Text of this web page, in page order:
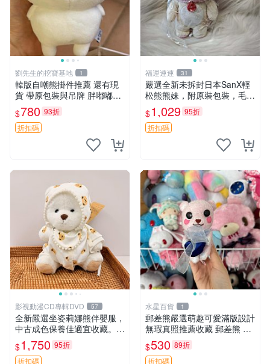
劉先生的挖寶基地 1
韓版自嘲熊掛件推薦 還有現
貨 帶原包裝與吊牌 胖嘟嘟超
可愛 毛絨手感佳 小熊掛件 自
嘲抱枕 小熊抱枕
$780 93折
折扣碼
福運連連 31
嚴選全新未拆封日本SanX輕
松熊熊妹，附原裝包裝，毛絨
質地極佳，細膩可愛，推薦收
藏兼送禮，適合女性好友或家
人，限量釋出。鬆熊、熊玩
$1,029 95折
折扣碼
影視動漫CD專輯DVD 57
全新嚴選坐姿莉娜熊伴嬰服，
中古成色保養佳適宜收藏。無
盒子但品質完好，快速出貨。
建議入手！ 中古 玩偶 滬漫
$1,750 95折
折扣碼
水星百貨 1
郵差熊嚴選萌趣可愛滿版設計
無瑕真照推薦收藏 郵差熊 熊
抱枕 紅薯啵啵間
$530 89折
折扣碼